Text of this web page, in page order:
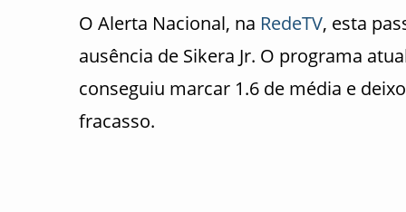
O Alerta Nacional, na RedeTV, esta
ausência de Sikera Jr. O programa
conseguiu marcar 1.6 de média e
fracasso.